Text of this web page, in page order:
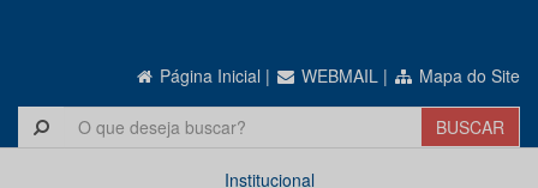
Página Inicial | WEBMAIL | Mapa do Site
Institucional